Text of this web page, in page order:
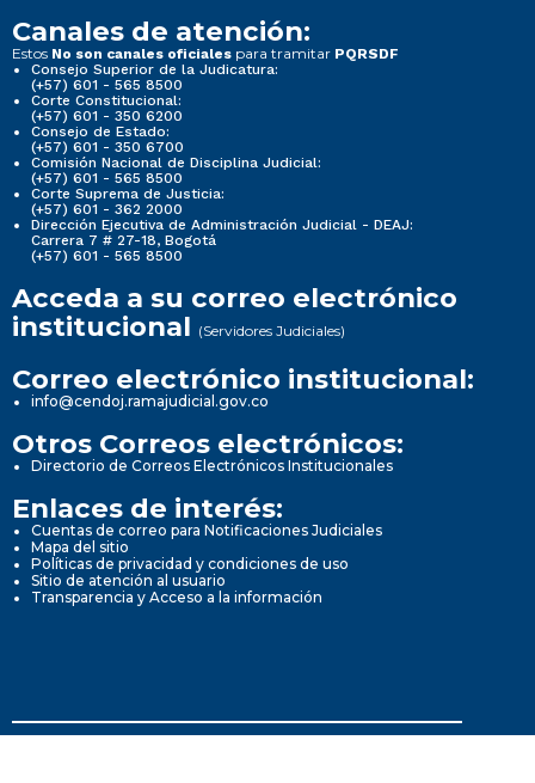
Canales de atención:
Estos No son canales oficiales para tramitar PQRSDF
Consejo Superior de la Judicatura:
(+57) 601 - 565 8500
Corte Constitucional:
(+57) 601 - 350 6200
Consejo de Estado:
(+57) 601 - 350 6700
Comisión Nacional de Disciplina Judicial:
(+57) 601 - 565 8500
Corte Suprema de Justicia:
(+57) 601 - 362 2000
Dirección Ejecutiva de Administración Judicial - DEAJ:
Carrera 7 # 27-18, Bogotá
(+57) 601 - 565 8500
Acceda a su correo electrónico
institucional (Servidores Judiciales)
Correo electrónico institucional:
info@cendoj.ramajudicial.gov.co
Otros Correos electrónicos:
Directorio de Correos Electrónicos Institucionales
Enlaces de interés:
Cuentas de correo para Notificaciones Judiciales
Mapa del sitio
Políticas de privacidad y condiciones de uso
Sitio de atención al usuario
Transparencia y Acceso a la información